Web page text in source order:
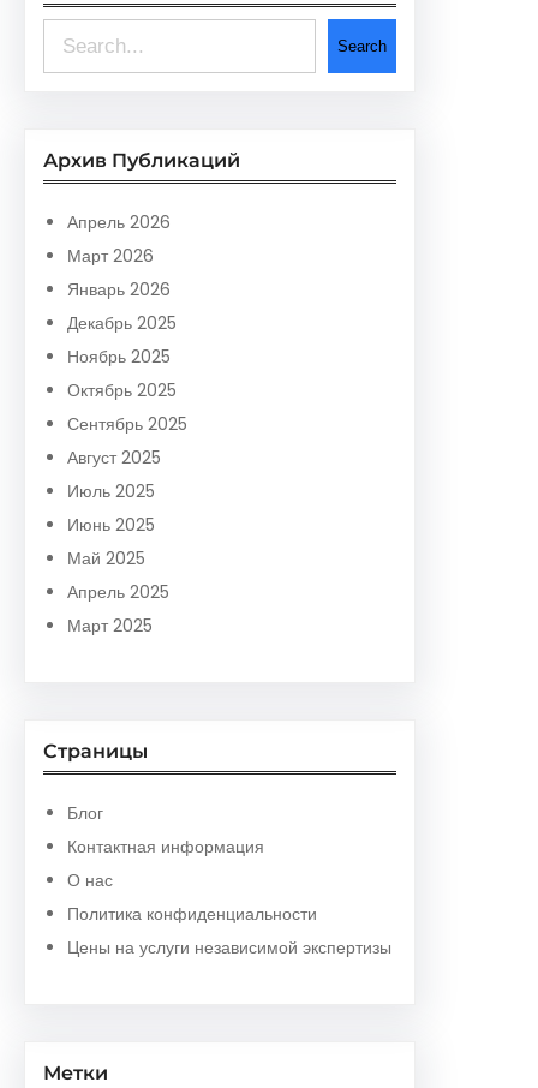
e
r
c
h
Search
Архив Публикаций
Апрель 2026
Март 2026
Январь 2026
Декабрь 2025
Ноябрь 2025
Октябрь 2025
Сентябрь 2025
Август 2025
Июль 2025
Июнь 2025
Май 2025
Апрель 2025
Март 2025
Страницы
Блог
Контактная информация
О нас
Политика конфиденциальности
Цены на услуги независимой экспертизы
Метки